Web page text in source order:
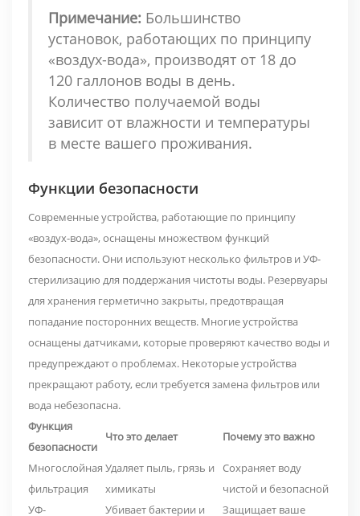
Примечание: Большинство
установок, работающих по принципу
«воздух-вода», производят от 18 до
120 галлонов воды в день.
Количество получаемой воды
зависит от влажности и температуры
в месте вашего проживания.
Функции безопасности
Современные устройства, работающие по принципу
«воздух-вода», оснащены множеством функций
безопасности. Они используют несколько фильтров и УФ-
стерилизацию для поддержания чистоты воды. Резервуары
для хранения герметично закрыты, предотвращая
попадание посторонних веществ. Многие устройства
оснащены датчиками, которые проверяют качество воды и
предупреждают о проблемах. Некоторые устройства
прекращают работу, если требуется замена фильтров или
вода небезопасна.
Функция
безопасности
Что это делает Почему это важно
Многослойная
фильтрация
Удаляет пыль, грязь и
химикаты
Сохраняет воду
чистой и безопасной
УФ-
Убивает бактерии и Защищает ваше